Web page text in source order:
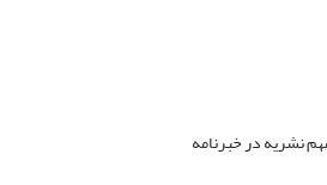
نشریه در خبرنامه